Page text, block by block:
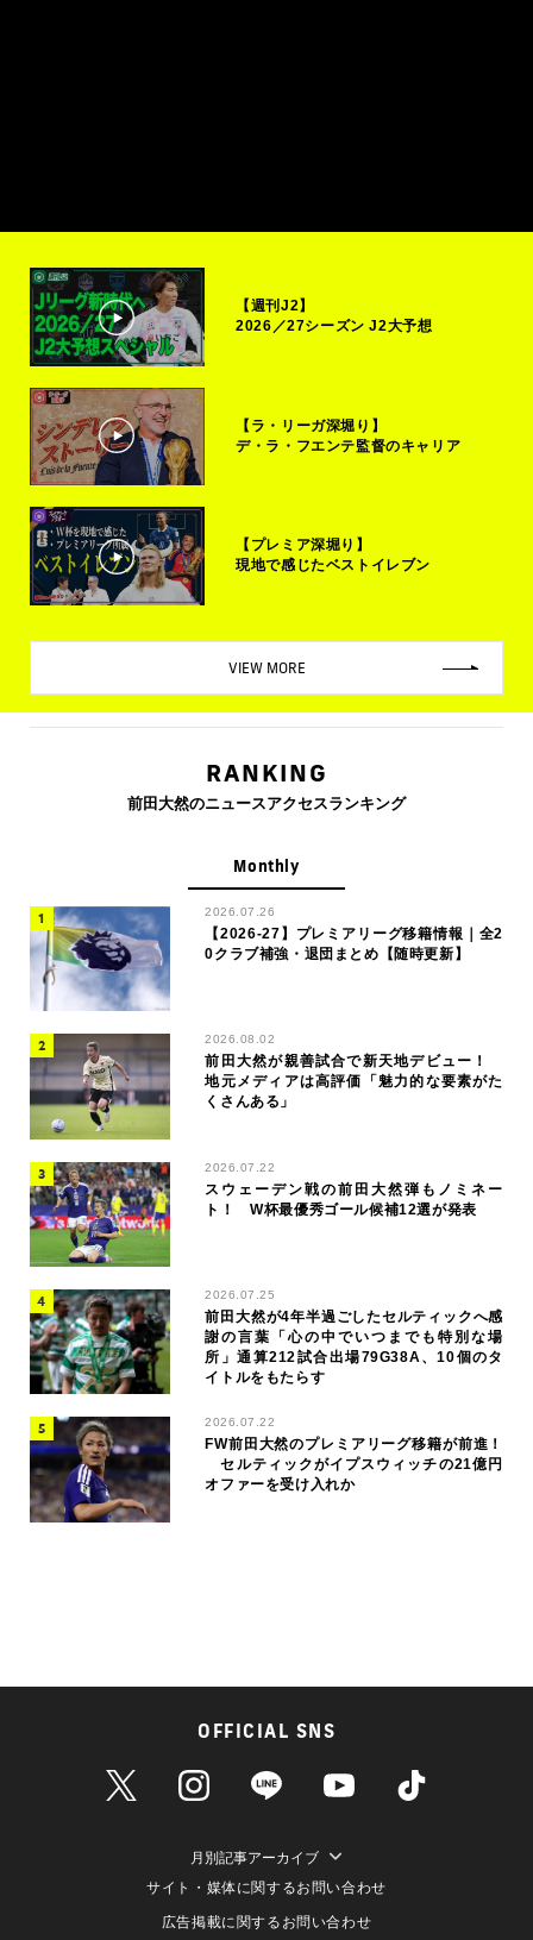
【週刊J2】
2026／27シーズン J2大予想
【ラ・リーガ深堀り】
デ・ラ・フエンテ監督のキャリア
【プレミア深堀り】
現地で感じたベストイレブン
VIEW MORE
RANKING
前田大然のニュースアクセスランキング
Monthly
2026.07.26
【2026-27】プレミアリーグ移籍情報｜全2
0クラブ補強・退団まとめ【随時更新】
2026.08.02
前田大然が親善試合で新天地デビュー！
地元メディアは高評価「魅力的な要素がた
くさんある」
2026.07.22
スウェーデン戦の前田大然弾もノミネー
ト！ W杯最優秀ゴール候補12選が発表
2026.07.25
前田大然が4年半過ごしたセルティックへ感
謝の言葉「心の中でいつまでも特別な場
所」通算212試合出場79G38A、10個のタ
イトルをもたらす
2026.07.22
FW前田大然のプレミアリーグ移籍が前進！
セルティックがイプスウィッチの21億円
オファーを受け入れか
OFFICIAL SNS
月別記事アーカイブ
サイト・媒体に関するお問い合わせ
広告掲載に関するお問い合わせ